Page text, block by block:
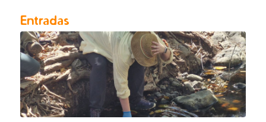
Entradas